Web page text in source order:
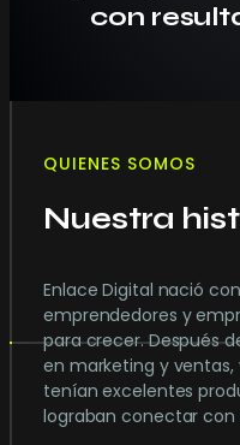
con
QUIENES SOMOS
Nuestra
Enlace Digital nació
emprendedores y
para crecer. Después
en marketing y
tenían excelentes
lograban conectar con